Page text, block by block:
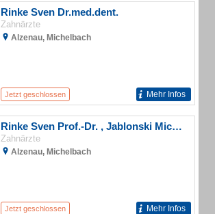
Rinke Sven Dr.med.dent.
Zahnärzte
Alzenau, Michelbach
Jetzt geschlossen Mehr Infos
Rinke Sven Prof.-Dr. , Jablonski Michael M.Sc Dr. , Ziebolz Holger Dr.
Zahnärzte
Alzenau, Michelbach
Jetzt geschlossen Mehr Infos